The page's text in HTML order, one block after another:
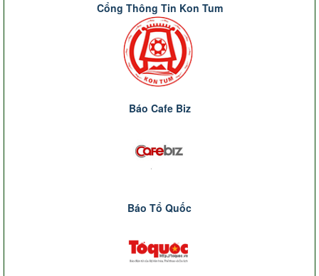
Cổng Thông Tin Kon Tum
Báo Cafe Biz
Báo Tổ Quốc